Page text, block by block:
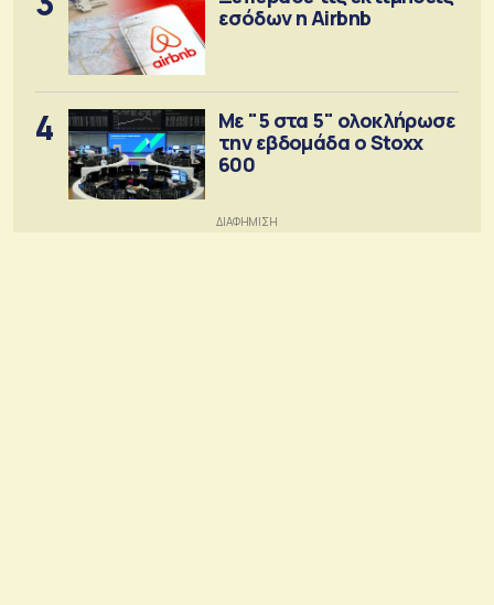
εσόδων η Airbnb
4
Με "5 στα 5" ολοκλήρωσε
την εβδομάδα ο Stoxx
600